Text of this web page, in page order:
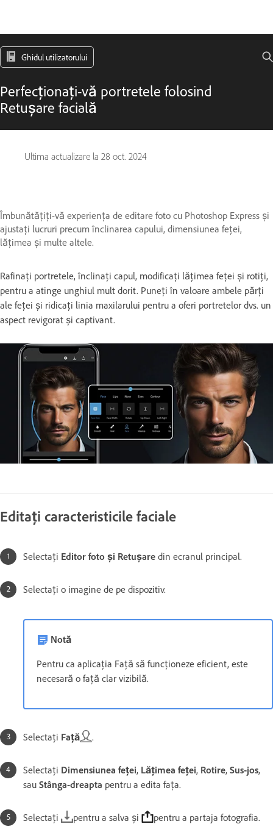
Ghidul utilizatorului
Perfecționați-vă portretele folosind
Retușare facială
Ultima actualizare la 28 oct. 2024
Îmbunătățiți-vă experiența de editare foto cu Photoshop Express și
ajustați lucruri precum înclinarea capului, dimensiunea feței,
lățimea și multe altele.
Rafinați portretele, înclinați capul, modificați lățimea feței și rotiți,
pentru a atinge unghiul mult dorit. Puneți în valoare ambele părți
ale feței și ridicați linia maxilarului pentru a oferi portretelor dvs. un
aspect revigorat și captivant.
Editați caracteristicile faciale
Selectați Editor foto și Retușare din ecranul principal.
Selectați o imagine de pe dispozitiv.
Notă
Pentru ca aplicația Față să funcționeze eficient, este
necesară o față clar vizibilă.
Selectați Față .
Selectați Dimensiunea feței, Lățimea feței, Rotire, Sus-jos,
sau Stânga-dreapta pentru a edita fața.
Selectați pentru a salva și pentru a partaja fotografia.